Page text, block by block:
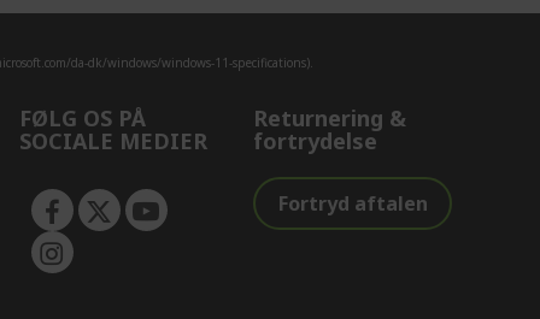
da-dk/windows/windows-11-specifications).
FØLG OS PÅ
SOCIALE MEDIER
Returnering &
fortrydelse
Fortryd aftalen